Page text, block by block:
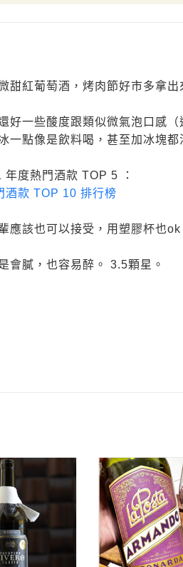
甜紅葡萄酒，烤肉節好市多拿出
好一些酸度跟類似微氣泡口感
一點像是飲料喝，甚至加冰塊都
度熱門酒款 TOP 5 ：
酒款 TOP 10 排行榜
應該也可以接受，用塑膠杯也ok
會膩，也容易醉。 3.5顆星。